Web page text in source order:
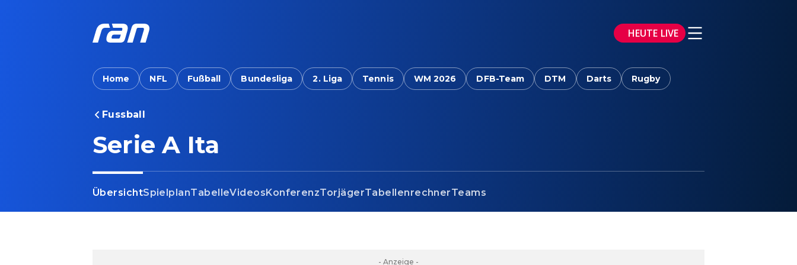
HEUTE LIVE
Home NFL Fußball Bundesliga 2. Liga Tennis WM 2026 DFB-Team DTM Darts Rugby
Fussball
Serie A Ita
ÜbersichtSpielplanTabelleVideosKonferenzTorjägerTabellenrechnerTeams
- Anzeige -